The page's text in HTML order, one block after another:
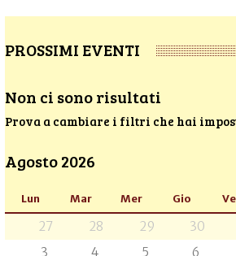
PROSSIMI EVENTI
Non ci sono risultati
Prova a cambiare i filtri che hai
Agosto 2026
Lun Mar Mer Gio
27 28 29 30
3
4 5 6